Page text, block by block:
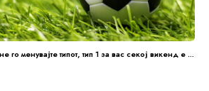
менувајте типот, тип 1 за вас секој викенд е Плоштад!